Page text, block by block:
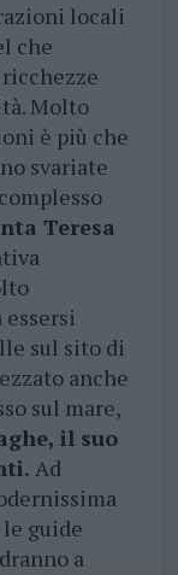
locali
che
Molto
è più che
svariate
Teresa
sul sito di
anche
sul mare,
il suo
Ad
guide
a